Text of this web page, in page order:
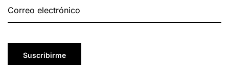
Suscribirme